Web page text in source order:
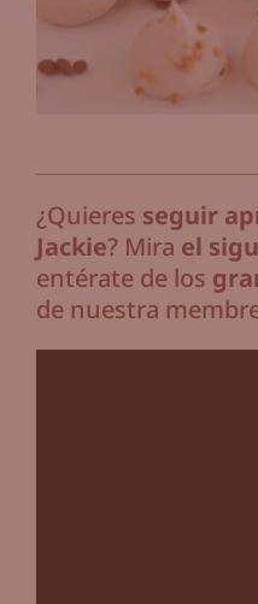
¿Quieres seguir
Jackie? Mira el
entérate de los
de nuestra